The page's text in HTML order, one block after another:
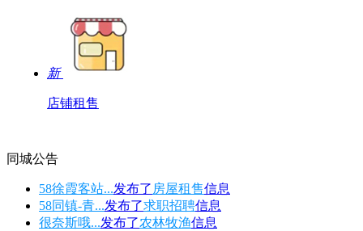
新
店铺租售
同城公告
58徐霞客站...发布了 房屋租售信息
58同镇-青...发布了求职招聘信息
很奈斯哦...发布了农林牧渔信息